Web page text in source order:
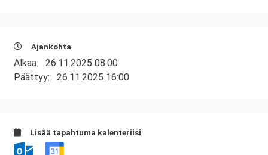
Ajankohta
Alkaa: 26.11.2025 08:00
Päättyy: 26.11.2025 16:00
Lisää tapahtuma kalenteriisi